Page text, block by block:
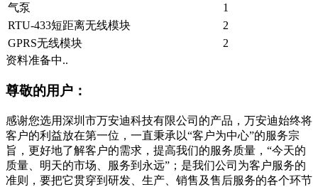
气泵
1
RTU-433短距离无线模块
2
GPRS无线模块
2
资料准备中..
尊敬的用户：
感谢您选用深圳市万安迪科技有限公司的产品，万安迪始终将
客户的利益放在第一位，一直秉承以“客户为中心”的服务宗
旨，更好地了解客户的需求，提高我们的服务质量，“今天的
质量、明天的市场、服务到永远”；是我们公司为客户服务的
准则，要把它贯穿到研发、生产、销售及售后服务的各个环节